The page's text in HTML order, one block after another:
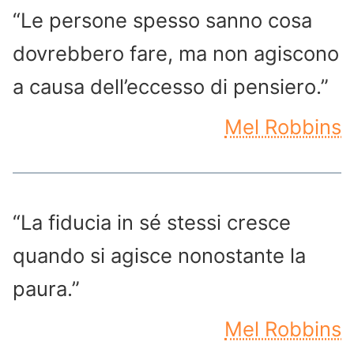
“Le persone spesso sanno cosa
dovrebbero fare, ma non agiscono
a causa dell’eccesso di pensiero.”
Mel Robbins
“La fiducia in sé stessi cresce
quando si agisce nonostante la
paura.”
Mel Robbins